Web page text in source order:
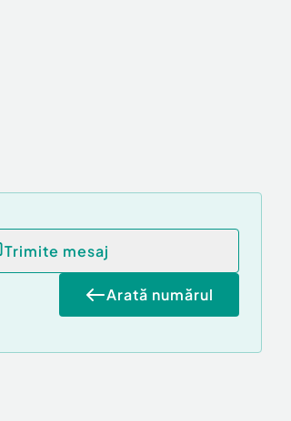
Trimite mesaj
Arată numărul